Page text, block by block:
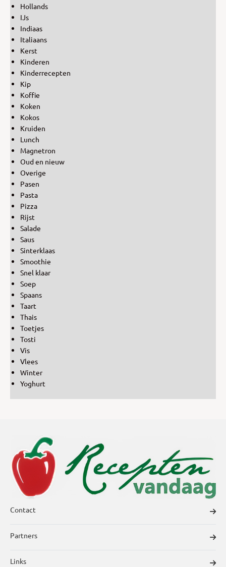
Hollands
IJs
Indiaas
Italiaans
Kerst
Kinderen
Kinderrecepten
Kip
Koffie
Koken
Kokos
Kruiden
Lunch
Magnetron
Oud en nieuw
Overige
Pasen
Pasta
Pizza
Rijst
Salade
Saus
Sinterklaas
Smoothie
Snel klaar
Soep
Spaans
Taart
Thais
Toetjes
Tosti
Vis
Vlees
Winter
Yoghurt
Contact
Partners
Links